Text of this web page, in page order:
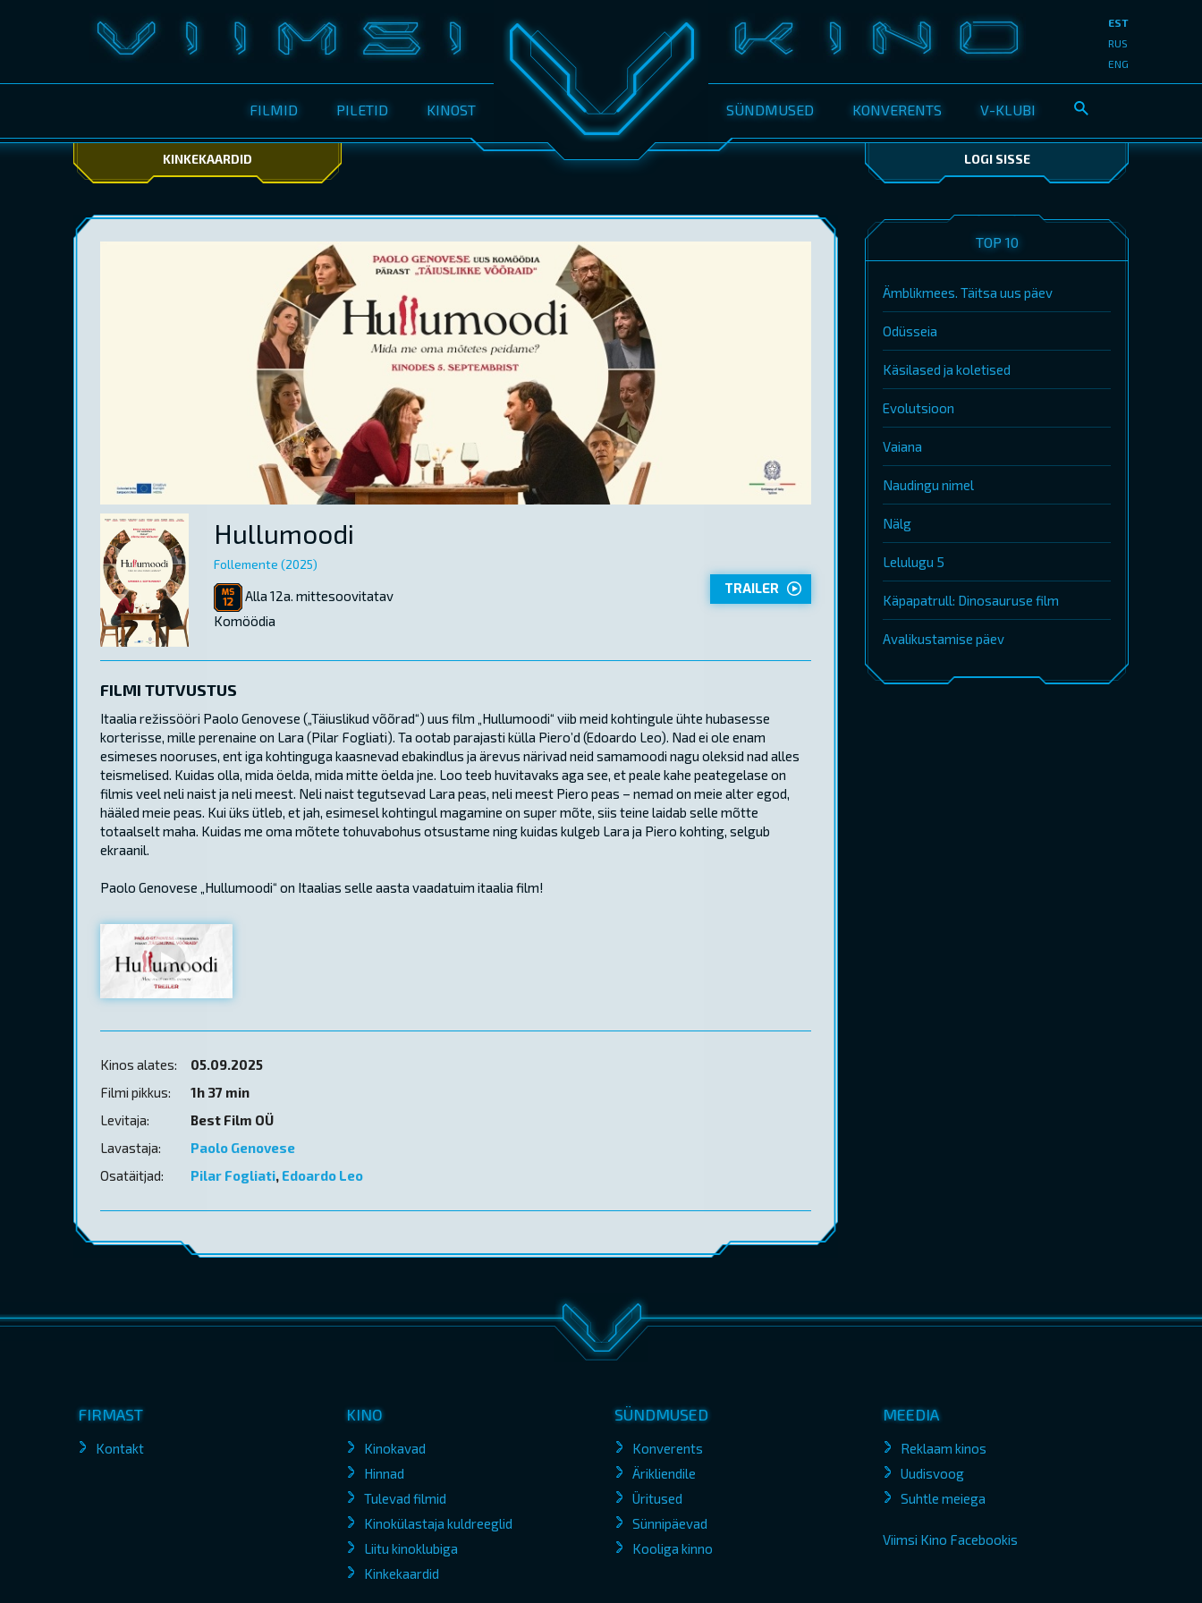
FILMID PILETID KINOST SÜNDMUSED KONVERENTS V-KLUBI
EST
RUS
ENG
KINKEKAARDID LOGI SISSE
Hullumoodi
Follemente (2025)
Alla 12a. mittesoovitatav
Komöödia
TRAILER
FILMI TUTVUSTUS
Itaalia režissööri Paolo Genovese („Täiuslikud võõrad“) uus film „Hullumoodi“ viib meid kohtingule ühte hubasesse
korterisse, mille perenaine on Lara (Pilar Fogliati). Ta ootab parajasti külla Piero’d (Edoardo Leo). Nad ei ole enam
esimeses nooruses, ent iga kohtinguga kaasnevad ebakindlus ja ärevus närivad neid samamoodi nagu oleksid nad alles
teismelised. Kuidas olla, mida öelda, mida mitte öelda jne. Loo teeb huvitavaks aga see, et peale kahe peategelase on
filmis veel neli naist ja neli meest. Neli naist tegutsevad Lara peas, neli meest Piero peas – nemad on meie alter egod,
hääled meie peas. Kui üks ütleb, et jah, esimesel kohtingul magamine on super mõte, siis teine laidab selle mõtte
totaalselt maha. Kuidas me oma mõtete tohuvabohus otsustame ning kuidas kulgeb Lara ja Piero kohting, selgub
ekraanil.
Paolo Genovese „Hullumoodi“ on Itaalias selle aasta vaadatuim itaalia film!
Kinos alates:
05.09.2025
Filmi pikkus:
1h 37 min
Levitaja:
Best Film OÜ
Lavastaja:
Paolo Genovese
Osatäitjad:
Pilar Fogliati, Edoardo Leo
TOP 10
Ämblikmees. Täitsa uus päev
Odüsseia
Käsilased ja koletised
Evolutsioon
Vaiana
Naudingu nimel
Nälg
Lelulugu 5
Käpapatrull: Dinosauruse film
Avalikustamise päev
FIRMAST
Kontakt
KINO
Kinokavad
Hinnad
Tulevad filmid
Kinokülastaja kuldreeglid
Liitu kinoklubiga
Kinkekaardid
SÜNDMUSED
Konverents
Ärikliendile
Üritused
Sünnipäevad
Kooliga kinno
MEEDIA
Reklaam kinos
Uudisvoog
Suhtle meiega
Viimsi Kino Facebookis